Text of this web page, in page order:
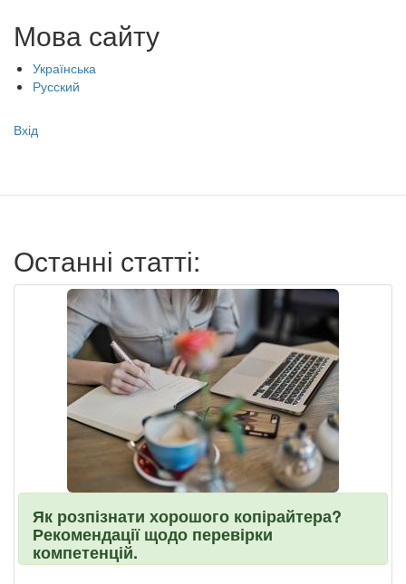
Мова сайту
Українська
Русский
Меню
записи
Вхід
Останні статті:
Як розпізнати хорошого копірайтера?
Рекомендації щодо перевірки
компетенцій.